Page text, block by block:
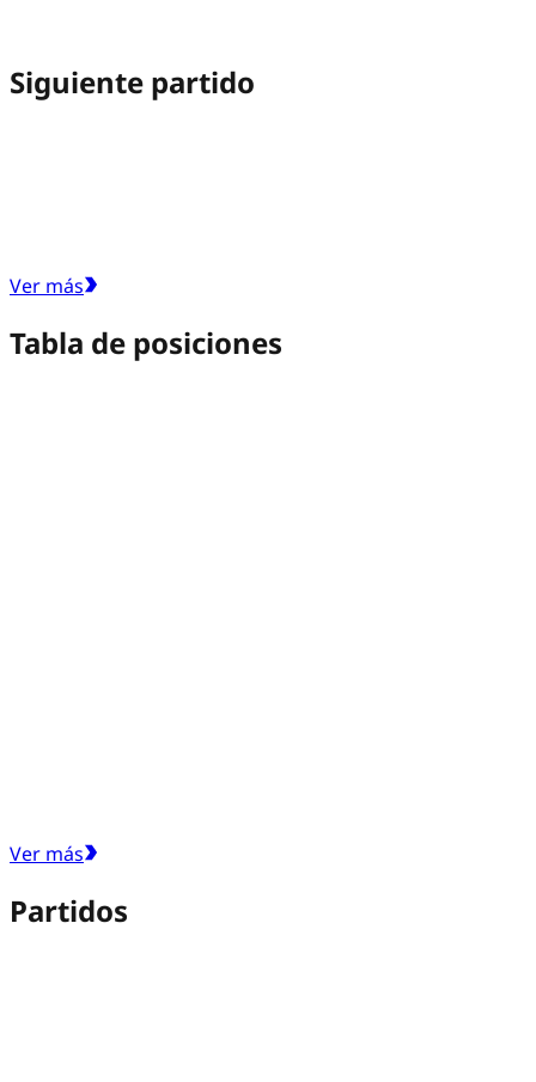
Siguiente partido
Ver más
Tabla de posiciones
Ver más
Partidos